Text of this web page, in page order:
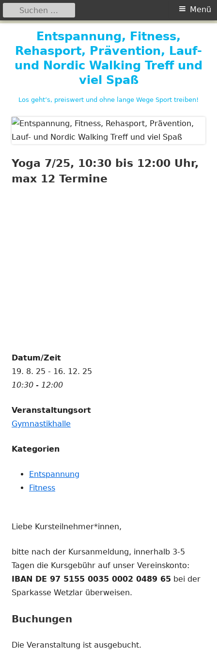
Inhalt
Entspannung, Fitness,
Rehasport, Prävention, Lauf-
und Nordic Walking Treff und
viel Spaß
Los geht’s, preiswert und ohne lange Wege Sport treiben!
Primäres
Menü
Suchen
nach:
Yoga 7/25, 10:30 bis 12:00 Uhr,
max 12 Termine
Datum/Zeit
19. 8. 25 - 16. 12. 25
10:30 - 12:00
Veranstaltungsort
Gymnastikhalle
Kategorien
Entspannung
Fitness
Liebe Kursteilnehmer*innen,
bitte nach der Kursanmeldung, innerhalb 3-5
Tagen die Kursgebühr auf unser Vereinskonto:
IBAN DE 97 5155 0035 0002 0489 65 bei der
Sparkasse Wetzlar überweisen.
Buchungen
Die Veranstaltung ist ausgebucht.